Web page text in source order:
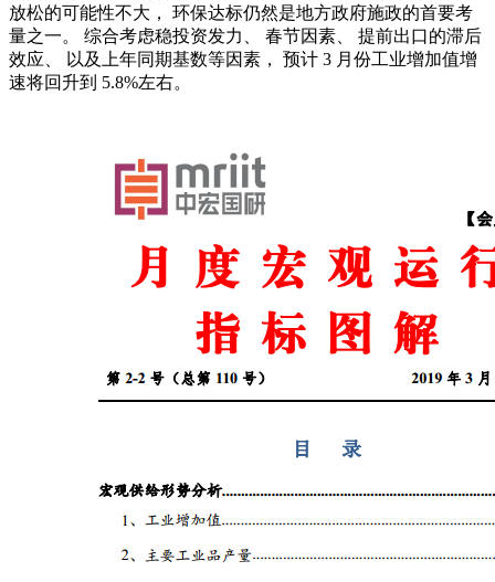
放松的可能性不大， 环保达标仍然是地方政府施政的首要考
量之一。 综合考虑稳投资发力、 春节因素、 提前出口的滞后
效应、 以及上年同期基数等因素， 预计 3 月份工业增加值增
速将回升到 5.8%左右。